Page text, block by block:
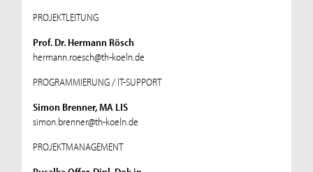
PROJEKTLEITUNG
Prof. Dr. Hermann Rösch
hermann.roesch@th-koeln.de
PROGRAMMIERUNG / IT-SUPPORT
Simon Brenner, MA LIS
simon.brenner@th-koeln.de
PROJEKTMANAGEMENT